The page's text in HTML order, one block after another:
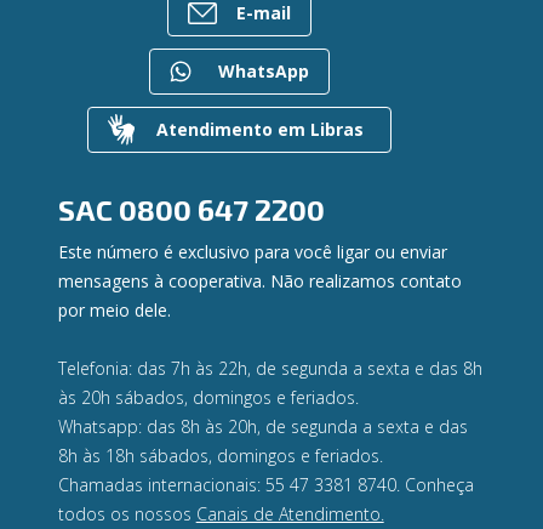
Gerenciar Cookies
Para empresas
Regularização de dívidas
Valores a Receber
Contato
Canal de Ética
Ouvidoria
E-mail
WhatsApp
Atendimento em Libras
SAC 0800 647 2200
Este número é exclusivo para você ligar ou enviar
mensagens à cooperativa. Não realizamos contato
por meio dele.
Telefonia: das 7h às 22h, de segunda a sexta e das 8h
às 20h sábados, domingos e feriados.
Whatsapp: das 8h às 20h, de segunda a sexta e das
8h às 18h sábados, domingos e feriados.
Chamadas internacionais: 55 47 3381 8740. Conheça
todos os nossos Canais de Atendimento.